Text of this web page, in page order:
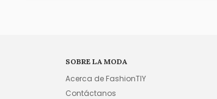
SOBRE LA MODA
Acerca de FashionTIY
Contáctanos